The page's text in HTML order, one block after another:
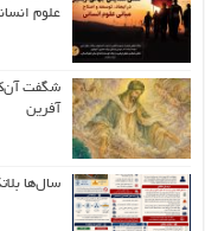
علوم
شگفت
آفرین
سال‌ها